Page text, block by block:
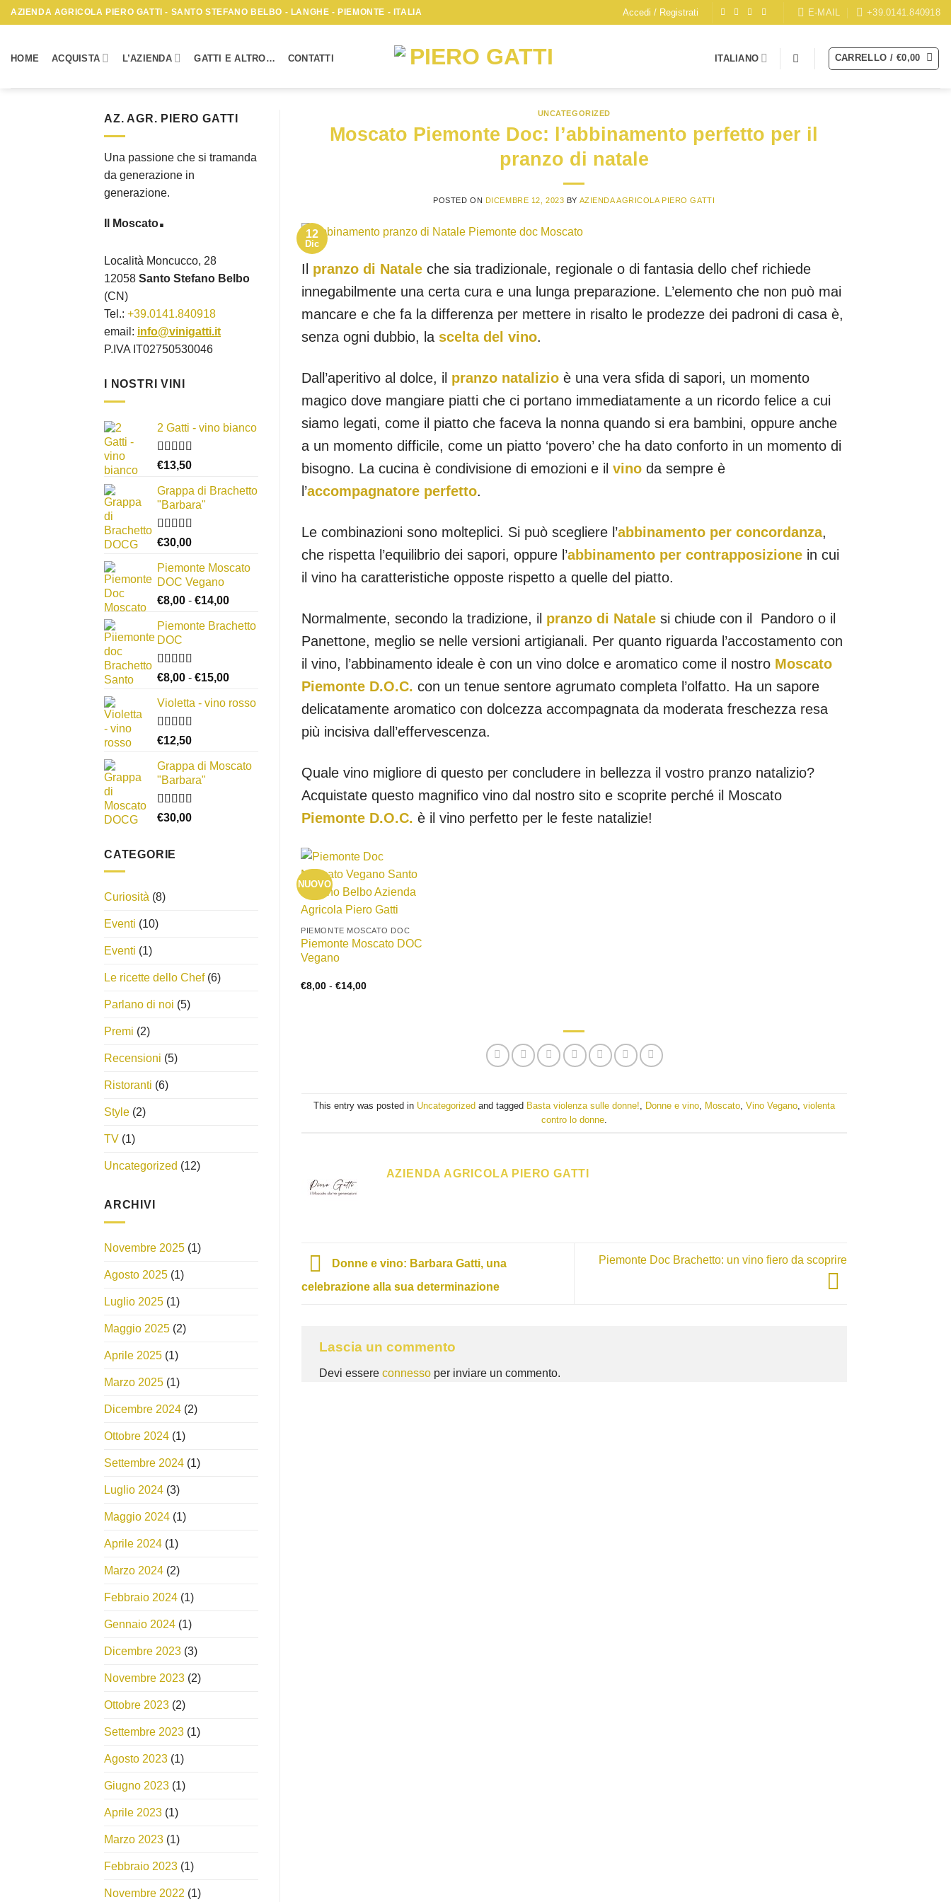
Skip
to
AZIENDA AGRICOLA PIERO GATTI - SANTO STEFANO BELBO - LANGHE - PIEMONTE - ITALIA Accedi / Registrati E-MAIL +39.0141.840918
HOME ACQUISTA L’AZIENDA GATTI E ALTRO… CONTATTI ITALIANO CARRELLO / €0,00
AZ. AGR. PIERO GATTI
Una passione che si tramanda
da generazione in
generazione.
Il Moscato.
Località Moncucco, 28
12058 Santo Stefano Belbo
(CN)
Tel.: +39.0141.840918
email: info@vinigatti.it
P.IVA IT02750530046
I NOSTRI VINI
2 Gatti - vino bianco
Valutato
su
5
€13,50
Grappa di Brachetto
"Barbara"
Valutato
su 5
€30,00
Piemonte Moscato
DOC Vegano
€8,00 - €14,00Fascia
prezzo:
a
Piemonte Brachetto
DOC
Valutato
4.33
€8,00 - €15,00Fascia
prezzo:
€15,00
Violetta - vino rosso
Valutato
su
5
€12,50
Grappa di Moscato
"Barbara"
Valutato
su 5
€30,00
CATEGORIE
Curiosità (8)
Eventi (10)
Eventi (1)
Le ricette dello Chef(6)
Parlano di noi (5)
Premi (2)
Recensioni (5)
Ristoranti (6)
Style (2)
TV (1)
Uncategorized (12)
ARCHIVI
Novembre 2025 (1)
Agosto 2025 (1)
Luglio 2025 (1)
Maggio 2025 (2)
Aprile 2025 (1)
Marzo 2025 (1)
Dicembre 2024 (2)
Ottobre 2024 (1)
Settembre 2024 (1)
Luglio 2024 (3)
Maggio 2024 (1)
Aprile 2024 (1)
Marzo 2024 (2)
Febbraio 2024 (1)
Gennaio 2024 (1)
Dicembre 2023 (3)
Novembre 2023 (2)
Ottobre 2023 (2)
Settembre 2023 (1)
Agosto 2023 (1)
Giugno 2023 (1)
Aprile 2023 (1)
Marzo 2023 (1)
Febbraio 2023 (1)
Novembre 2022 (1)
UNCATEGORIZED
Moscato Piemonte Doc: l’abbinamento perfetto per il
pranzo di natale
POSTED ON DICEMBRE 12, 2023 BY AZIENDA AGRICOLA PIERO GATTI
12
Dic
Il pranzo di Nataleche sia tradizionale, regionale o di fantasia dello chef richiede
innegabilmente una certa cura e una lunga preparazione. L’elemento che non può mai
mancare e che fa la differenza per mettere in risalto le prodezze dei padroni di casa è,
senza ogni dubbio, la scelta del vino.
Dall’aperitivo al dolce, il pranzo natalizioè una vera sfida di sapori, un momento
magico dove mangiare piatti che ci portano immediatamente a un ricordo felice a cui
siamo legati, come il piatto che faceva la nonna quando si era bambini, oppure anche
a un momento difficile, come un piatto ‘povero’ che ha dato conforto in un momento di
bisogno. La cucina è condivisione di emozioni e il vinoda sempre è
l’accompagnatore perfetto.
Le combinazioni sono molteplici. Si può scegliere l’abbinamento per concordanza,
che rispetta l’equilibrio dei sapori, oppure l’abbinamento per contrapposizionein cui
il vino ha caratteristiche opposte rispetto a quelle del piatto.
Normalmente, secondo la tradizione, il pranzo di Natalesi chiude con il Pandoro o il
Panettone, meglio se nelle versioni artigianali. Per quanto riguarda l’accostamento con
il vino, l’abbinamento ideale è con un vino dolce e aromatico come il nostro Moscato
Piemonte D.O.C. con un tenue sentore agrumato completa l’olfatto. Ha un sapore
delicatamente aromatico con dolcezza accompagnata da moderata freschezza resa
più incisiva dall’effervescenza.
Quale vino migliore di questo per concludere in bellezza il vostro pranzo natalizio?
Acquistate questo magnifico vino dal nostro sito e scoprite perché il Moscato
Piemonte D.O.C. è il vino perfetto per le feste natalizie!
NUOVO
+
PIEMONTE MOSCATO DOC
Piemonte Moscato DOC
Vegano
€8,00 - €14,00Fascia
This entry was posted in Uncategorizedand tagged Basta violenza sulle donne! Donne e vino, Moscato, Vino Vegano, violenta
contro lo donne.
AZIENDA AGRICOLA PIERO GATTI
Donne e vino: Barbara Gatti, una
celebrazione alla sua determinazione
Piemonte Doc Brachetto: un vino fiero da scoprire
Lascia un commento
Devi essere connessoper inviare un commento.